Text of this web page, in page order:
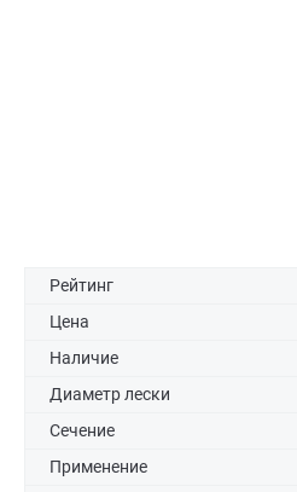
Рейтинг
Цена
Наличие
Диаметр лески
Сечение
Применение